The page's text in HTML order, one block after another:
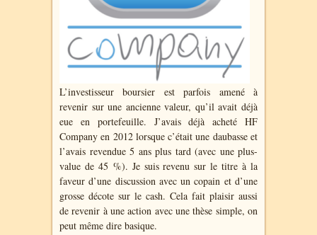
L’investisseur boursier est parfois amené à
revenir sur une ancienne valeur, qu’il avait déjà
eue en portefeuille. J’avais déjà acheté HF
Company en 2012 lorsque c’était une daubasse et
l’avais revendue 5 ans plus tard (avec une plus-
value de 45 %). Je suis revenu sur le titre à la
faveur d’une discussion avec un copain et d’une
grosse décote sur le cash. Cela fait plaisir aussi
de revenir à une action avec une thèse simple, on
peut même dire basique.